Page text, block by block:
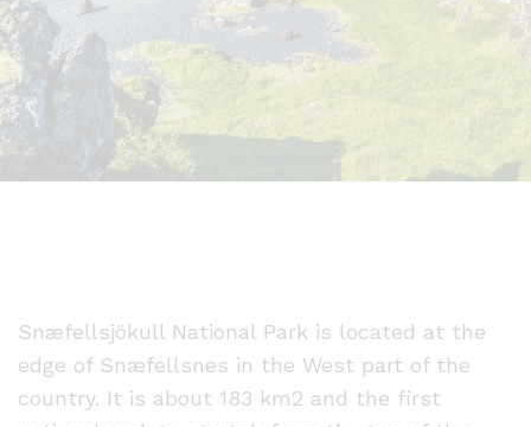
Snæfellsjökull National Park is located at the
edge of Snæfellsnes in the West part of the
country. It is about 183 km2 and the first